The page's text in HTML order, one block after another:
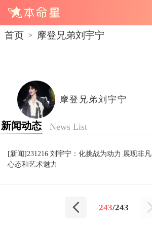
首页 > 摩登兄弟刘宇宁
摩登兄弟刘宇宁
新闻动态 News List
[新闻]231216 刘宇宁：化挑战为动力 展现非凡
心态和艺术魅力
243/243